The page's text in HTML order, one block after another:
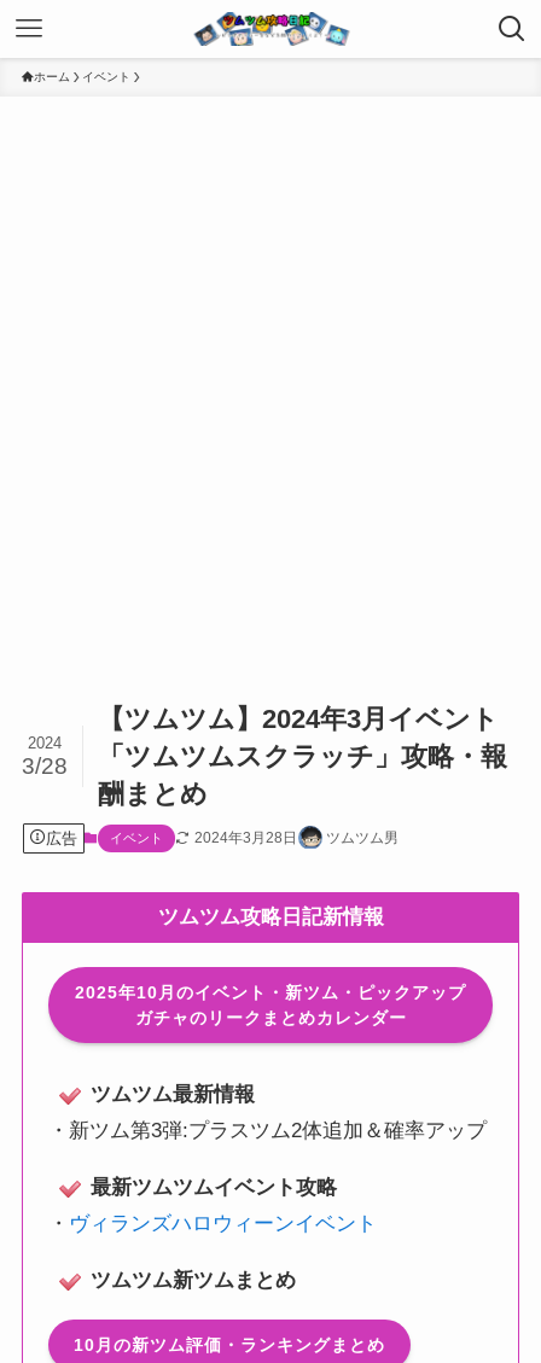
ホーム イベント
【ツムツム】2024年3月イベント
「ツムツムスクラッチ」攻略・報
酬まとめ
2024
3/28
広告 イベント 2024年3月28日 ツムツム男
ツムツム攻略日記新情報
2025年10月のイベント・新ツム・ピックアップ
ガチャのリークまとめカレンダー
ツムツム最新情報
・ 新ツム第3弾:プラスツム2体追加＆確率アップ
最新ツムツムイベント攻略
・ ヴィランズハロウィーンイベント
ツムツム新ツムまとめ
10月の新ツム評価・ランキングまとめ